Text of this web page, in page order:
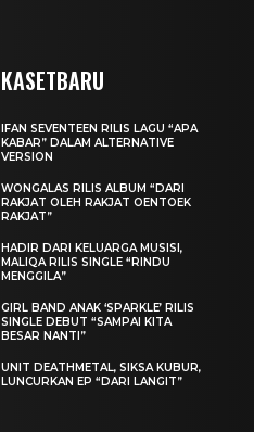
KASETBARU
IFAN SEVENTEEN RILIS LAGU “APA
KABAR” DALAM ALTERNATIVE
VERSION
WONGALAS RILIS ALBUM “DARI
RAKJAT OLEH RAKJAT OENTOEK
RAKJAT”
HADIR DARI KELUARGA MUSISI,
MALIQA RILIS SINGLE “RINDU
MENGGILA”
GIRL BAND ANAK ‘SPARKLE’ RILIS
SINGLE DEBUT “SAMPAI KITA
BESAR NANTI”
UNIT DEATHMETAL, SIKSA KUBUR,
LUNCURKAN EP “DARI LANGIT”